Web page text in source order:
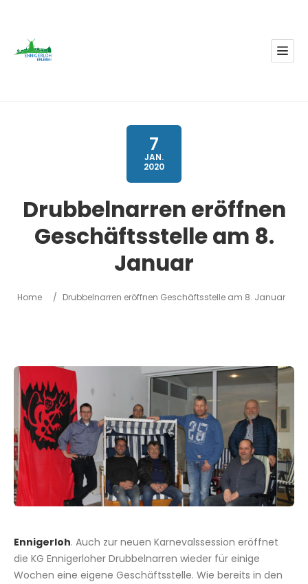
7
JAN.
2020
Drubbelnarren eröffnen
Geschäftsstelle am 8.
Januar
Home / Drubbelnarren eröffnen Geschäftsstelle am 8. Januar
Ennigerloh. Auch zur neuen Karnevalssession eröffnet
die KG Ennigerloher Drubbelnarren wieder für einige
Wochen eine eigene Geschäftsstelle. Wie bereits in den